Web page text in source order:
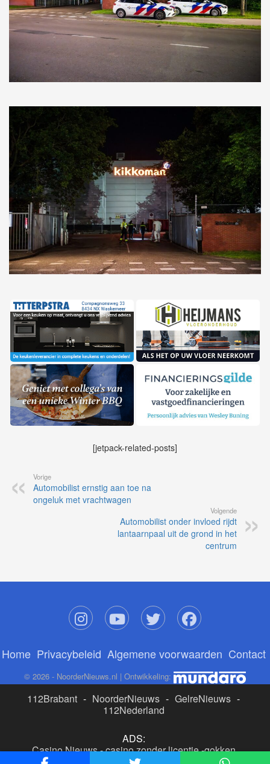
[jetpack-related-posts]
Vorige
Automobilist ernstig aan toe na
ongeluk met vrachtwagen
Volgende
Automobilist onder invloed rijdt
lantaarnpaal uit de grond in het
centrum
Home Privacybeleid Algemene voorwaarden Contact
© 2026 - NoorderNieuws.nl | Ontwikkeling:
112Brabant - NoorderNieuws - GelreNieuws -
112Nederland
ADS:
Casino Nieuws-casino zonder licentie-gokken